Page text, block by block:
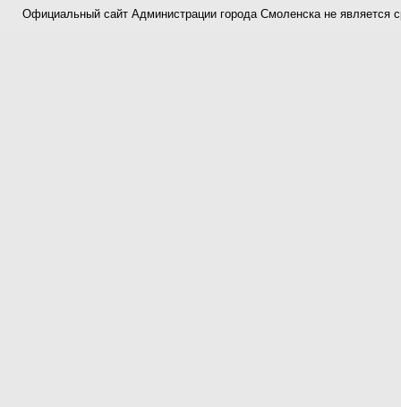
Официальный сайт Администрации города Смоленска не является